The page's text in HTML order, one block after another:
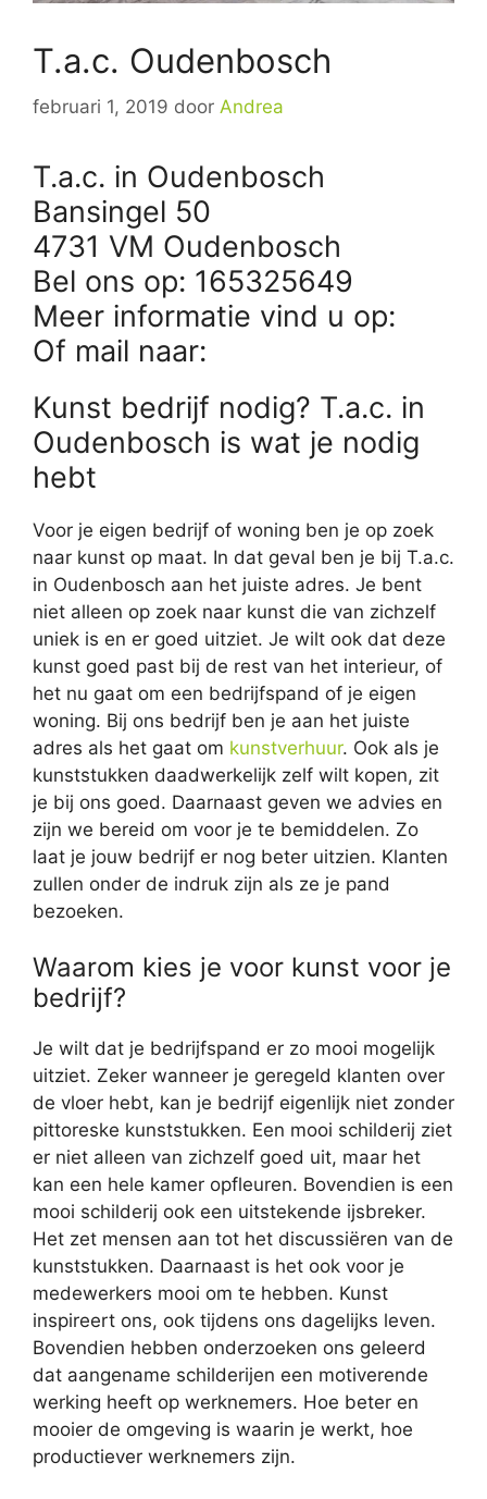
T.a.c. Oudenbosch
februari 1, 2019 door Andrea
T.a.c. in Oudenbosch
Bansingel 50
4731 VM Oudenbosch
Bel ons op: 165325649
Meer informatie vind u op:
Of mail naar:
Kunst bedrijf nodig? T.a.c. in
Oudenbosch is wat je nodig
hebt
Voor je eigen bedrijf of woning ben je op zoek
naar kunst op maat. In dat geval ben je bij T.a.c.
in Oudenbosch aan het juiste adres. Je bent
niet alleen op zoek naar kunst die van zichzelf
uniek is en er goed uitziet. Je wilt ook dat deze
kunst goed past bij de rest van het interieur, of
het nu gaat om een bedrijfspand of je eigen
woning. Bij ons bedrijf ben je aan het juiste
adres als het gaat om kunstverhuur. Ook als je
kunststukken daadwerkelijk zelf wilt kopen, zit
je bij ons goed. Daarnaast geven we advies en
zijn we bereid om voor je te bemiddelen. Zo
laat je jouw bedrijf er nog beter uitzien. Klanten
zullen onder de indruk zijn als ze je pand
bezoeken.
Waarom kies je voor kunst voor je
bedrijf?
Je wilt dat je bedrijfspand er zo mooi mogelijk
uitziet. Zeker wanneer je geregeld klanten over
de vloer hebt, kan je bedrijf eigenlijk niet zonder
pittoreske kunststukken. Een mooi schilderij ziet
er niet alleen van zichzelf goed uit, maar het
kan een hele kamer opfleuren. Bovendien is een
mooi schilderij ook een uitstekende ijsbreker.
Het zet mensen aan tot het discussiëren van de
kunststukken. Daarnaast is het ook voor je
medewerkers mooi om te hebben. Kunst
inspireert ons, ook tijdens ons dagelijks leven.
Bovendien hebben onderzoeken ons geleerd
dat aangename schilderijen een motiverende
werking heeft op werknemers. Hoe beter en
mooier de omgeving is waarin je werkt, hoe
productiever werknemers zijn.